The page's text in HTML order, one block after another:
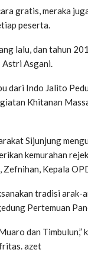
gratis, meraka
peserta.
lalu, dan tahun
Astri Asgani.
dari Indo Jalito
Khitanan
Sijunjung
kemurahan
Kepala
tradisi
Pertemuan
dan Timbulun,”
azet